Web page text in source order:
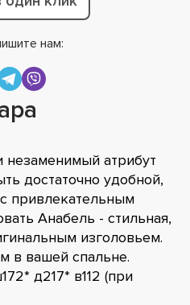
нам:
незаменимый атрибут
достаточно удобной,
привлекательным
Анабель - стильная,
изголовьем.
в вашей спальне.
д217* в112 (при